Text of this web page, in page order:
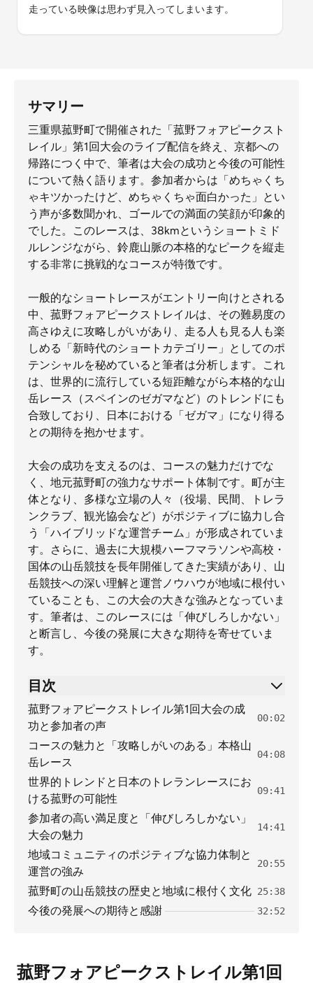
走っている映像は思わず見入ってしまいます。
サマリー
三重県菰野町で開催された「菰野フォアピークスト
レイル」第1回大会のライブ配信を終え、京都への
帰路につく中で、筆者は大会の成功と今後の可能性
について熱く語ります。参加者からは「めちゃくち
ゃキツかったけど、めちゃくちゃ面白かった」とい
う声が多数聞かれ、ゴールでの満面の笑顔が印象的
でした。このレースは、38kmというショートミド
ルレンジながら、鈴鹿山脈の本格的なピークを縦走
する非常に挑戦的なコースが特徴です。
一般的なショートレースがエントリー向けとされる
中、菰野フォアピークストレイルは、その難易度の
高さゆえに攻略しがいがあり、走る人も見る人も楽
しめる「新時代のショートカテゴリー」としてのポ
テンシャルを秘めていると筆者は分析します。これ
は、世界的に流行している短距離ながら本格的な山
岳レース（スペインのゼガマなど）のトレンドにも
合致しており、日本における「ゼガマ」になり得る
との期待を抱かせます。
大会の成功を支えるのは、コースの魅力だけでな
く、地元菰野町の強力なサポート体制です。町が主
体となり、多様な立場の人々（役場、民間、トレラ
ンクラブ、観光協会など）がポジティブに協力し合
う「ハイブリッドな運営チーム」が形成されていま
す。さらに、過去に大規模ハーフマラソンや高校・
国体の山岳競技を長年開催してきた実績があり、山
岳競技への深い理解と運営ノウハウが地域に根付い
ていることも、この大会の大きな強みとなっていま
す。筆者は、このレースには「伸びしろしかない」
と断言し、今後の発展に大きな期待を寄せていま
す。
目次
菰野フォアピークストレイル第1回大会の成
功と参加者の声
00:02
コースの魅力と「攻略しがいのある」本格山
岳レース
04:08
世界的トレンドと日本のトレランレースにお
ける菰野の可能性
09:41
参加者の高い満足度と「伸びしろしかない」
大会の魅力
14:41
地域コミュニティのポジティブな協力体制と
運営の強み
20:55
菰野町の山岳競技の歴史と地域に根付く文化 25:38
今後の発展への期待と感謝 32:52
菰野フォアピークストレイル第1回